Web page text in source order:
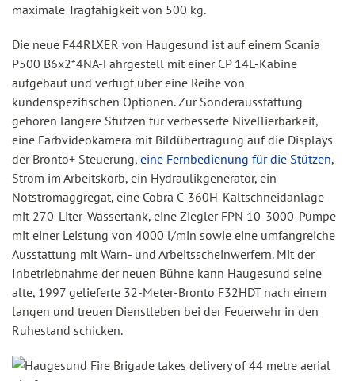
maximale Tragfähigkeit von 500 kg.
Die neue F44RLXER von Haugesund ist auf einem Scania
P500 B6x2*4NA-Fahrgestell mit einer CP 14L-Kabine
aufgebaut und verfügt über eine Reihe von
kundenspezifischen Optionen. Zur Sonderausstattung
gehören längere Stützen für verbesserte Nivellierbarkeit,
eine Farbvideokamera mit Bildübertragung auf die Displays
der Bronto+ Steuerung, eine Fernbedienung für die Stützen,
Strom im Arbeitskorb, ein Hydraulikgenerator, ein
Notstromaggregat, eine Cobra C-360H-Kaltschneidanlage
mit 270-Liter-Wassertank, eine Ziegler FPN 10-3000-Pumpe
mit einer Leistung von 4000 l/min sowie eine umfangreiche
Ausstattung mit Warn- und Arbeitsscheinwerfern. Mit der
Inbetriebnahme der neuen Bühne kann Haugesund seine
alte, 1997 gelieferte 32-Meter-Bronto F32HDT nach einem
langen und treuen Dienstleben bei der Feuerwehr in den
Ruhestand schicken.